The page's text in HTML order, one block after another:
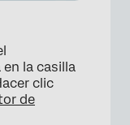
la casilla
clic
de